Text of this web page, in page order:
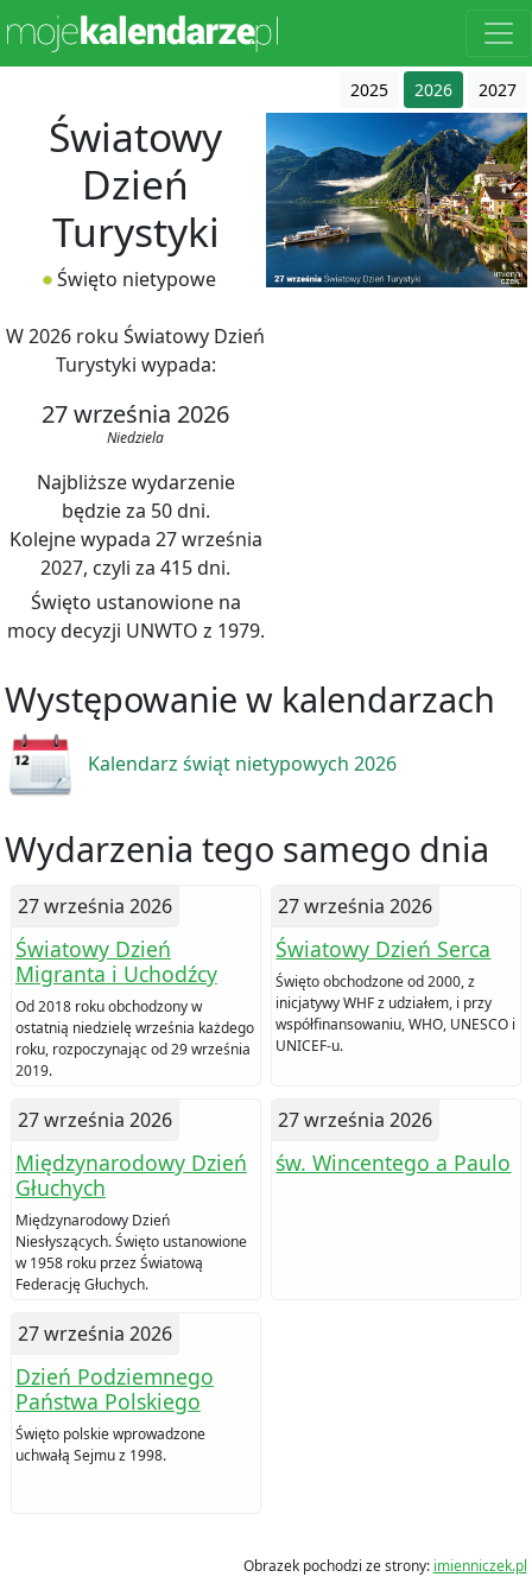
2025 2026 2027
Światowy
Dzień
Turystyki
Święto nietypowe
W 2026 roku Światowy Dzień
Turystyki wypada:
27 września 2026
Niedziela
Najbliższe wydarzenie
będzie za 50 dni.
Kolejne wypada 27 września
2027, czyli za 415 dni.
Święto ustanowione na
mocy decyzji UNWTO z 1979.
Występowanie w kalendarzach
Kalendarz świąt nietypowych 2026
Wydarzenia tego samego dnia
27 września 2026
Światowy Dzień
Migranta i Uchodźcy
Od 2018 roku obchodzony w
ostatnią niedzielę września każdego
roku, rozpoczynając od 29 września
2019.
27 września 2026
Światowy Dzień Serca
Święto obchodzone od 2000, z
inicjatywy WHF z udziałem, i przy
współfinansowaniu, WHO, UNESCO i
UNICEF-u.
27 września 2026
Międzynarodowy Dzień
Głuchych
Międzynarodowy Dzień
Niesłyszących. Święto ustanowione
w 1958 roku przez Światową
Federację Głuchych.
27 września 2026
św. Wincentego a Paulo
27 września 2026
Dzień Podziemnego
Państwa Polskiego
Święto polskie wprowadzone
uchwałą Sejmu z 1998.
Obrazek pochodzi ze strony: imienniczek.pl